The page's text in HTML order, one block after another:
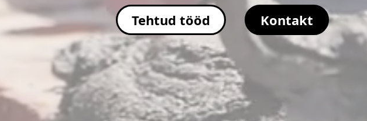
Tehtud tööd Kontakt